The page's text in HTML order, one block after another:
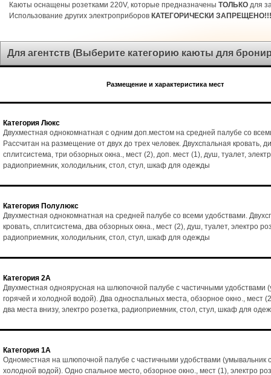
Каюты оснащены розетками 220V, которые предназначены ТОЛЬКО для
Использование других электроприборов КАТЕГОРИЧЕСКИ ЗАПРЕЩЕНО!!!
Для агентств (Выберите категорию каюты для
Размещение и характеристика мест
Категория Люкс
Двухместная однокомнатная с одним доп.местом на средней палубе со
Рассчитан на размещение от двух до трех человек. Двухспальная кровать,
сплитсистема, три обзорных окна., мест (2), доп. мест (1), душ, туалет,
радиоприемник, холодильник, стол, стул, шкаф для одежды
Категория Полулюкс
Двухместная однокомнатная на средней палубе со всеми удобствами.
кровать, сплитсистема, два обзорных окна., мест (2), душ, туалет, электро
радиоприемник, холодильник, стол, стул, шкаф для одежды
Категория 2А
Двухместная одноярусная на шлюпочной палубе с частичными удобствами
горячей и холодной водой). Два односпальных места, обзорное окно., мест
два места внизу, электро розетка, радиоприемник, стол, стул, шкаф для
Категория 1А
Одноместная на шлюпочной палубе с частичными удобствами (умывальник
холодной водой). Одно спальное место, обзорное окно., мест (1), электро